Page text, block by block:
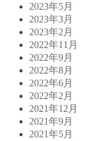
2023年5月
2023年3月
2023年2月
2022年11月
2022年9月
2022年8月
2022年6月
2022年2月
2021年12月
2021年9月
2021年5月